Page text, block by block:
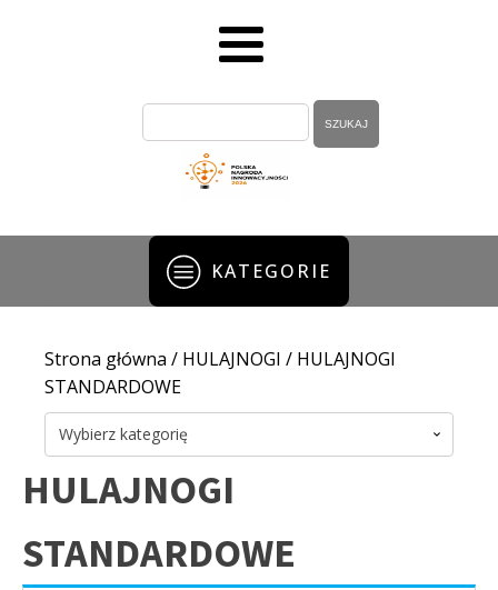
KATEGORIE
Strona główna / HULAJNOGI / HULAJNOGI
STANDARDOWE
Wybierz kategorię
HULAJNOGI
STANDARDOWE